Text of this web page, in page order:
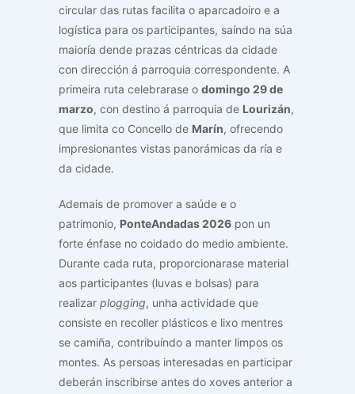
circular das rutas facilita o aparcadoiro e a
logística para os participantes, saíndo na súa
maioría dende prazas céntricas da cidade
con dirección á parroquia correspondente. A
primeira ruta celebrarase o domingo 29 de
marzo, con destino á parroquia de Lourizán,
que limita co Concello de Marín, ofrecendo
impresionantes vistas panorámicas da ría e
da cidade.
Ademais de promover a saúde e o
patrimonio, PonteAndadas 2026 pon un
forte énfase no coidado do medio ambiente.
Durante cada ruta, proporcionarase material
aos participantes (luvas e bolsas) para
realizar plogging, unha actividade que
consiste en recoller plásticos e lixo mentres
se camiña, contribuíndo a manter limpos os
montes. As persoas interesadas en participar
deberán inscribirse antes do xoves anterior a